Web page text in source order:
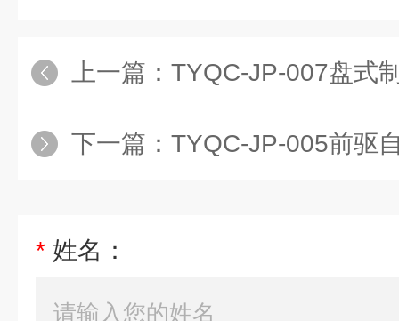
上一篇： TYQC-JP-007盘式制动器解
下一篇： TYQC-JP-005前驱自动变速
* 姓名：